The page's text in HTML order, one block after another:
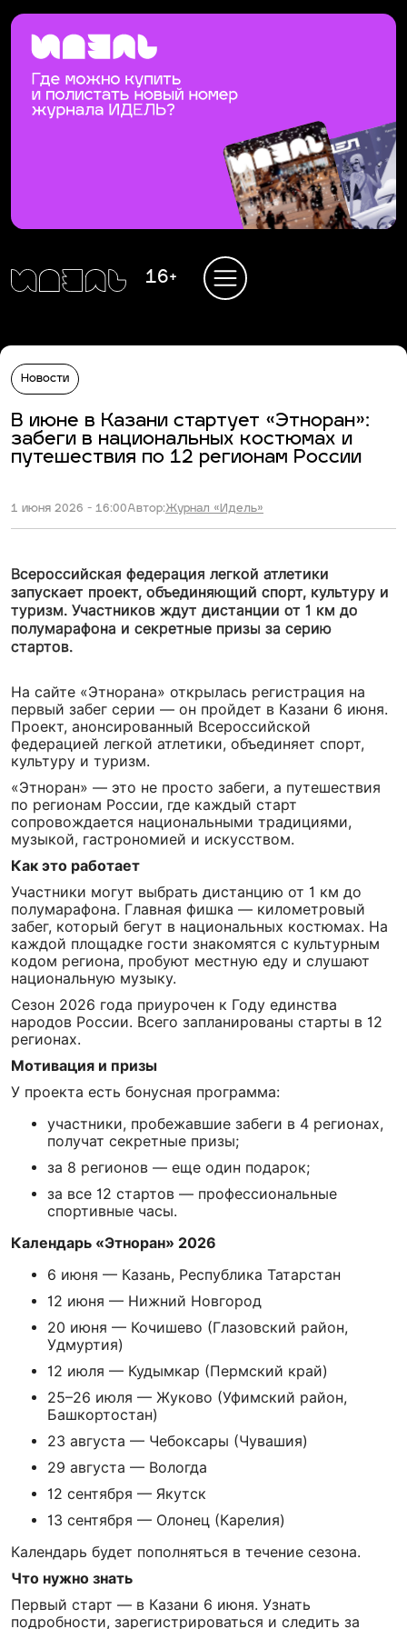
16+
Новости
В июне в Казани стартует «Этноран»:
забеги в национальных костюмах и
путешествия по 12 регионам России
1 июня 2026 - 16:00Автор:Журнал «Идель»
Всероссийская федерация легкой атлетики
запускает проект, объединяющий спорт, культуру и
туризм. Участников ждут дистанции от 1 км до
полумарафона и секретные призы за серию
стартов.
На сайте «Этнорана» открылась регистрация на
первый забег серии — он пройдет в Казани 6 июня.
Проект, анонсированный Всероссийской
федерацией легкой атлетики, объединяет спорт,
культуру и туризм.
«Этноран» — это не просто забеги, а путешествия
по регионам России, где каждый старт
сопровождается национальными традициями,
музыкой, гастрономией и искусством.
Как это работает
Участники могут выбрать дистанцию от 1 км до
полумарафона. Главная фишка — километровый
забег, который бегут в национальных костюмах. На
каждой площадке гости знакомятся с культурным
кодом региона, пробуют местную еду и слушают
национальную музыку.
Сезон 2026 года приурочен к Году единства
народов России. Всего запланированы старты в 12
регионах.
Мотивация и призы
У проекта есть бонусная программа:
участники, пробежавшие забеги в 4 регионах,
получат секретные призы;
за 8 регионов — еще один подарок;
за все 12 стартов — профессиональные
спортивные часы.
Календарь «Этноран» 2026
6 июня — Казань, Республика Татарстан
12 июня — Нижний Новгород
20 июня — Кочишево (Глазовский район,
Удмуртия)
12 июля — Кудымкар (Пермский край)
25–26 июля — Жуково (Уфимский район,
Башкортостан)
23 августа — Чебоксары (Чувашия)
29 августа — Вологда
12 сентября — Якутск
13 сентября — Олонец (Карелия)
Календарь будет пополняться в течение сезона.
Что нужно знать
Первый старт — в Казани 6 июня. Узнать
подробности, зарегистрироваться и следить за